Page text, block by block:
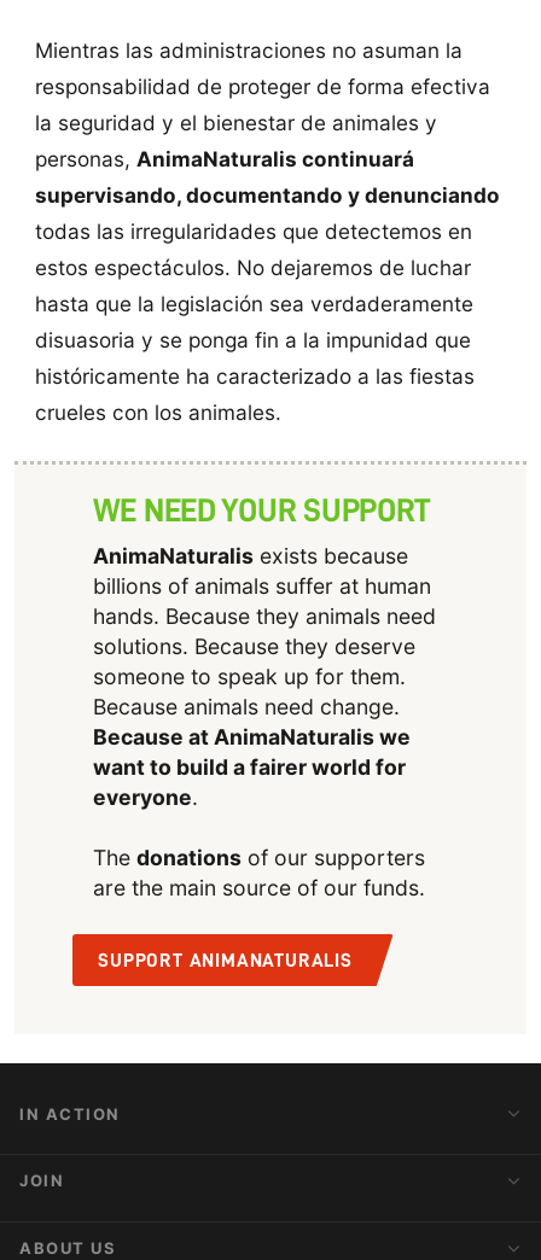
Mientras las administraciones no asuman la
responsabilidad de proteger de forma efectiva
la seguridad y el bienestar de animales y
personas, AnimaNaturalis continuará
supervisando, documentando y denunciando
todas las irregularidades que detectemos en
estos espectáculos. No dejaremos de luchar
hasta que la legislación sea verdaderamente
disuasoria y se ponga fin a la impunidad que
históricamente ha caracterizado a las fiestas
crueles con los animales.
WE NEED YOUR SUPPORT
AnimaNaturalisexists because
billions of animals suffer at human
hands. Because they animals need
solutions. Because they deserve
someone to speak up for them.
Because animals need change.
Because at AnimaNaturalis we
want to build a fairer world for
everyone.
The donationsof our supporters
are the main source of our funds.
SUPPORT ANIMANATURALIS
IN ACTION
Action Alerts
JOIN
Activist Network
ABOUT US